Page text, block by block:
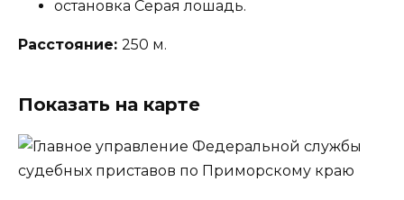
остановка Серая лошадь.
Расстояние: 250 м.
Показать на карте